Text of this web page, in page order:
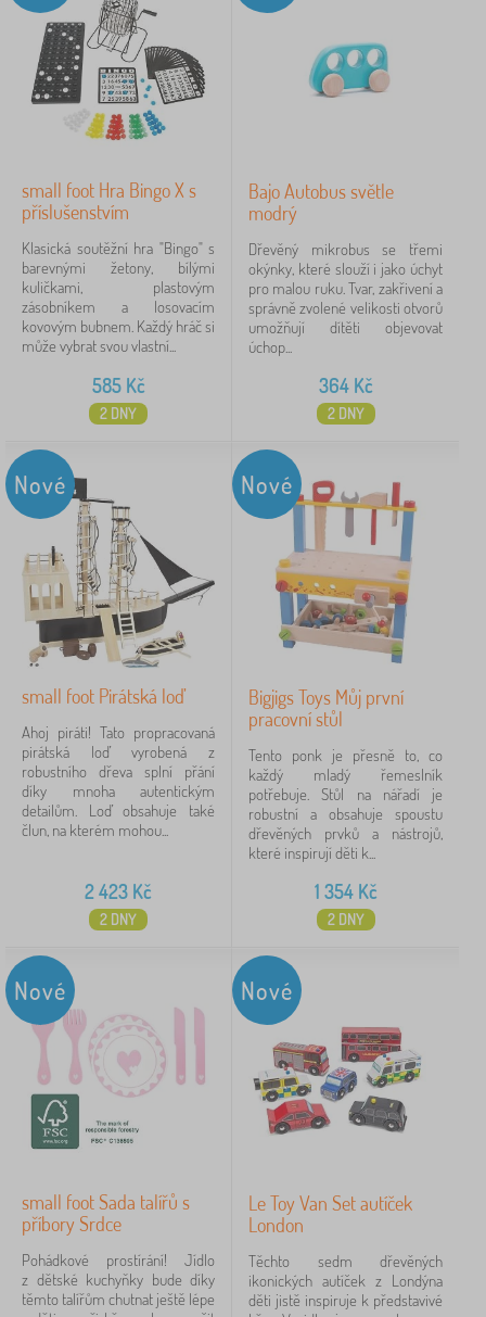
small foot Hra Bingo X s
příslušenstvím
Klasická soutěžní hra "Bingo" s
barevnými žetony, bílými
kuličkami, plastovým
zásobníkem a losovacím
kovovým bubnem. Každý hráč si
může vybrat svou vlastní...
585Kč
2 DNY
Bajo Autobus světle
modrý
Dřevěný mikrobus se třemi
okýnky, které slouží i jako úchyt
pro malou ruku. Tvar, zakřivení a
správně zvolené velikosti otvorů
umožňují dítěti objevovat
úchop...
364Kč
2 DNY
Nové
small foot Pirátská loď
Ahoj piráti! Tato propracovaná
pirátská loď vyrobená z
robustního dřeva splní přání
díky mnoha autentickým
detailům. Loď obsahuje také
člun, na kterém mohou...
2 423 Kč
2 DNY
Nové
Bigjigs Toys Můj první
pracovní stůl
Tento ponk je přesně to, co
každý mladý řemeslník
potřebuje. Stůl na nářadí je
robustní a obsahuje spoustu
dřevěných prvků a nástrojů,
které inspirují děti k...
1 354Kč
2 DNY
Nové
small foot Sada talířů s
příbory Srdce
Pohádkové prostírání! Jídlo
z dětské kuchyňky bude díky
těmto talířům chutnat ještě lépe
Nové
Le Toy Van Set autíček
London
Těchto sedm dřevěných
ikonických autíček z Londýna
děti jistě inspiruje k představivé